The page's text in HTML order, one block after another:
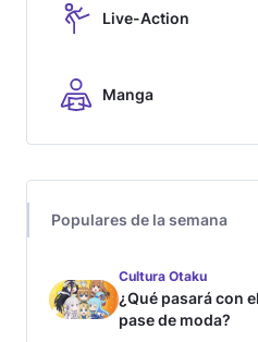
Live-Action
Manga
Populares de la semana
Cultura Otaku
¿Qué pasará con
pase de moda?